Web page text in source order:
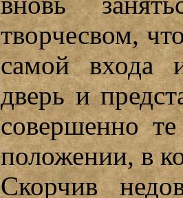
творчесвом,
самой входа
дверь и
совершенно
положении, в
Скорчив